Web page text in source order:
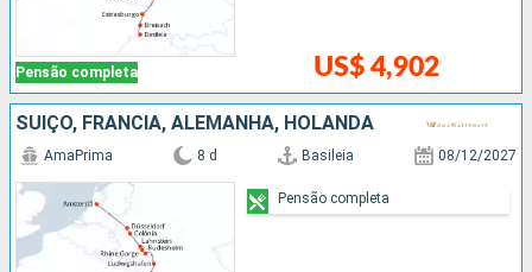
Pensão completa US$ 4,902
SUÍÇO, FRANCIA, ALEMANHA, HOLANDA
AmaPrima 8 d Basileia 08/12/2027
Pensão completa